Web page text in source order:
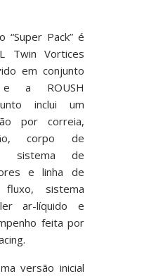
“Super Pack” é
Twin Vortices
em conjunto
a ROUSH
inclui um
por correia,
corpo de
sistema de
e linha de
sistema
ar-líquido e
feita por
versão inicial